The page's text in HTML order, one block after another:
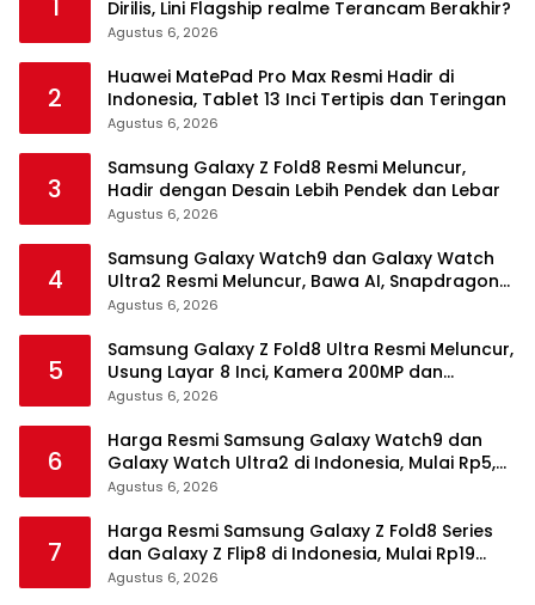
1
Dirilis, Lini Flagship realme Terancam Berakhir?
Agustus 6, 2026
2
Huawei MatePad Pro Max Resmi Hadir di
Indonesia, Tablet 13 Inci Tertipis dan Teringan
Agustus 6, 2026
3
Samsung Galaxy Z Fold8 Resmi Meluncur,
Hadir dengan Desain Lebih Pendek dan Lebar
Agustus 6, 2026
4
Samsung Galaxy Watch9 dan Galaxy Watch
Ultra2 Resmi Meluncur, Bawa AI, Snapdragon
Wear Elite, dan Fitur Kesehatan Baru
Agustus 6, 2026
5
Samsung Galaxy Z Fold8 Ultra Resmi Meluncur,
Usung Layar 8 Inci, Kamera 200MP dan
Snapdragon 8 Elite Gen 5
Agustus 6, 2026
6
Harga Resmi Samsung Galaxy Watch9 dan
Galaxy Watch Ultra2 di Indonesia, Mulai Rp5,9
Jutaan
Agustus 6, 2026
7
Harga Resmi Samsung Galaxy Z Fold8 Series
dan Galaxy Z Flip8 di Indonesia, Mulai Rp19
Jutaan
Agustus 6, 2026